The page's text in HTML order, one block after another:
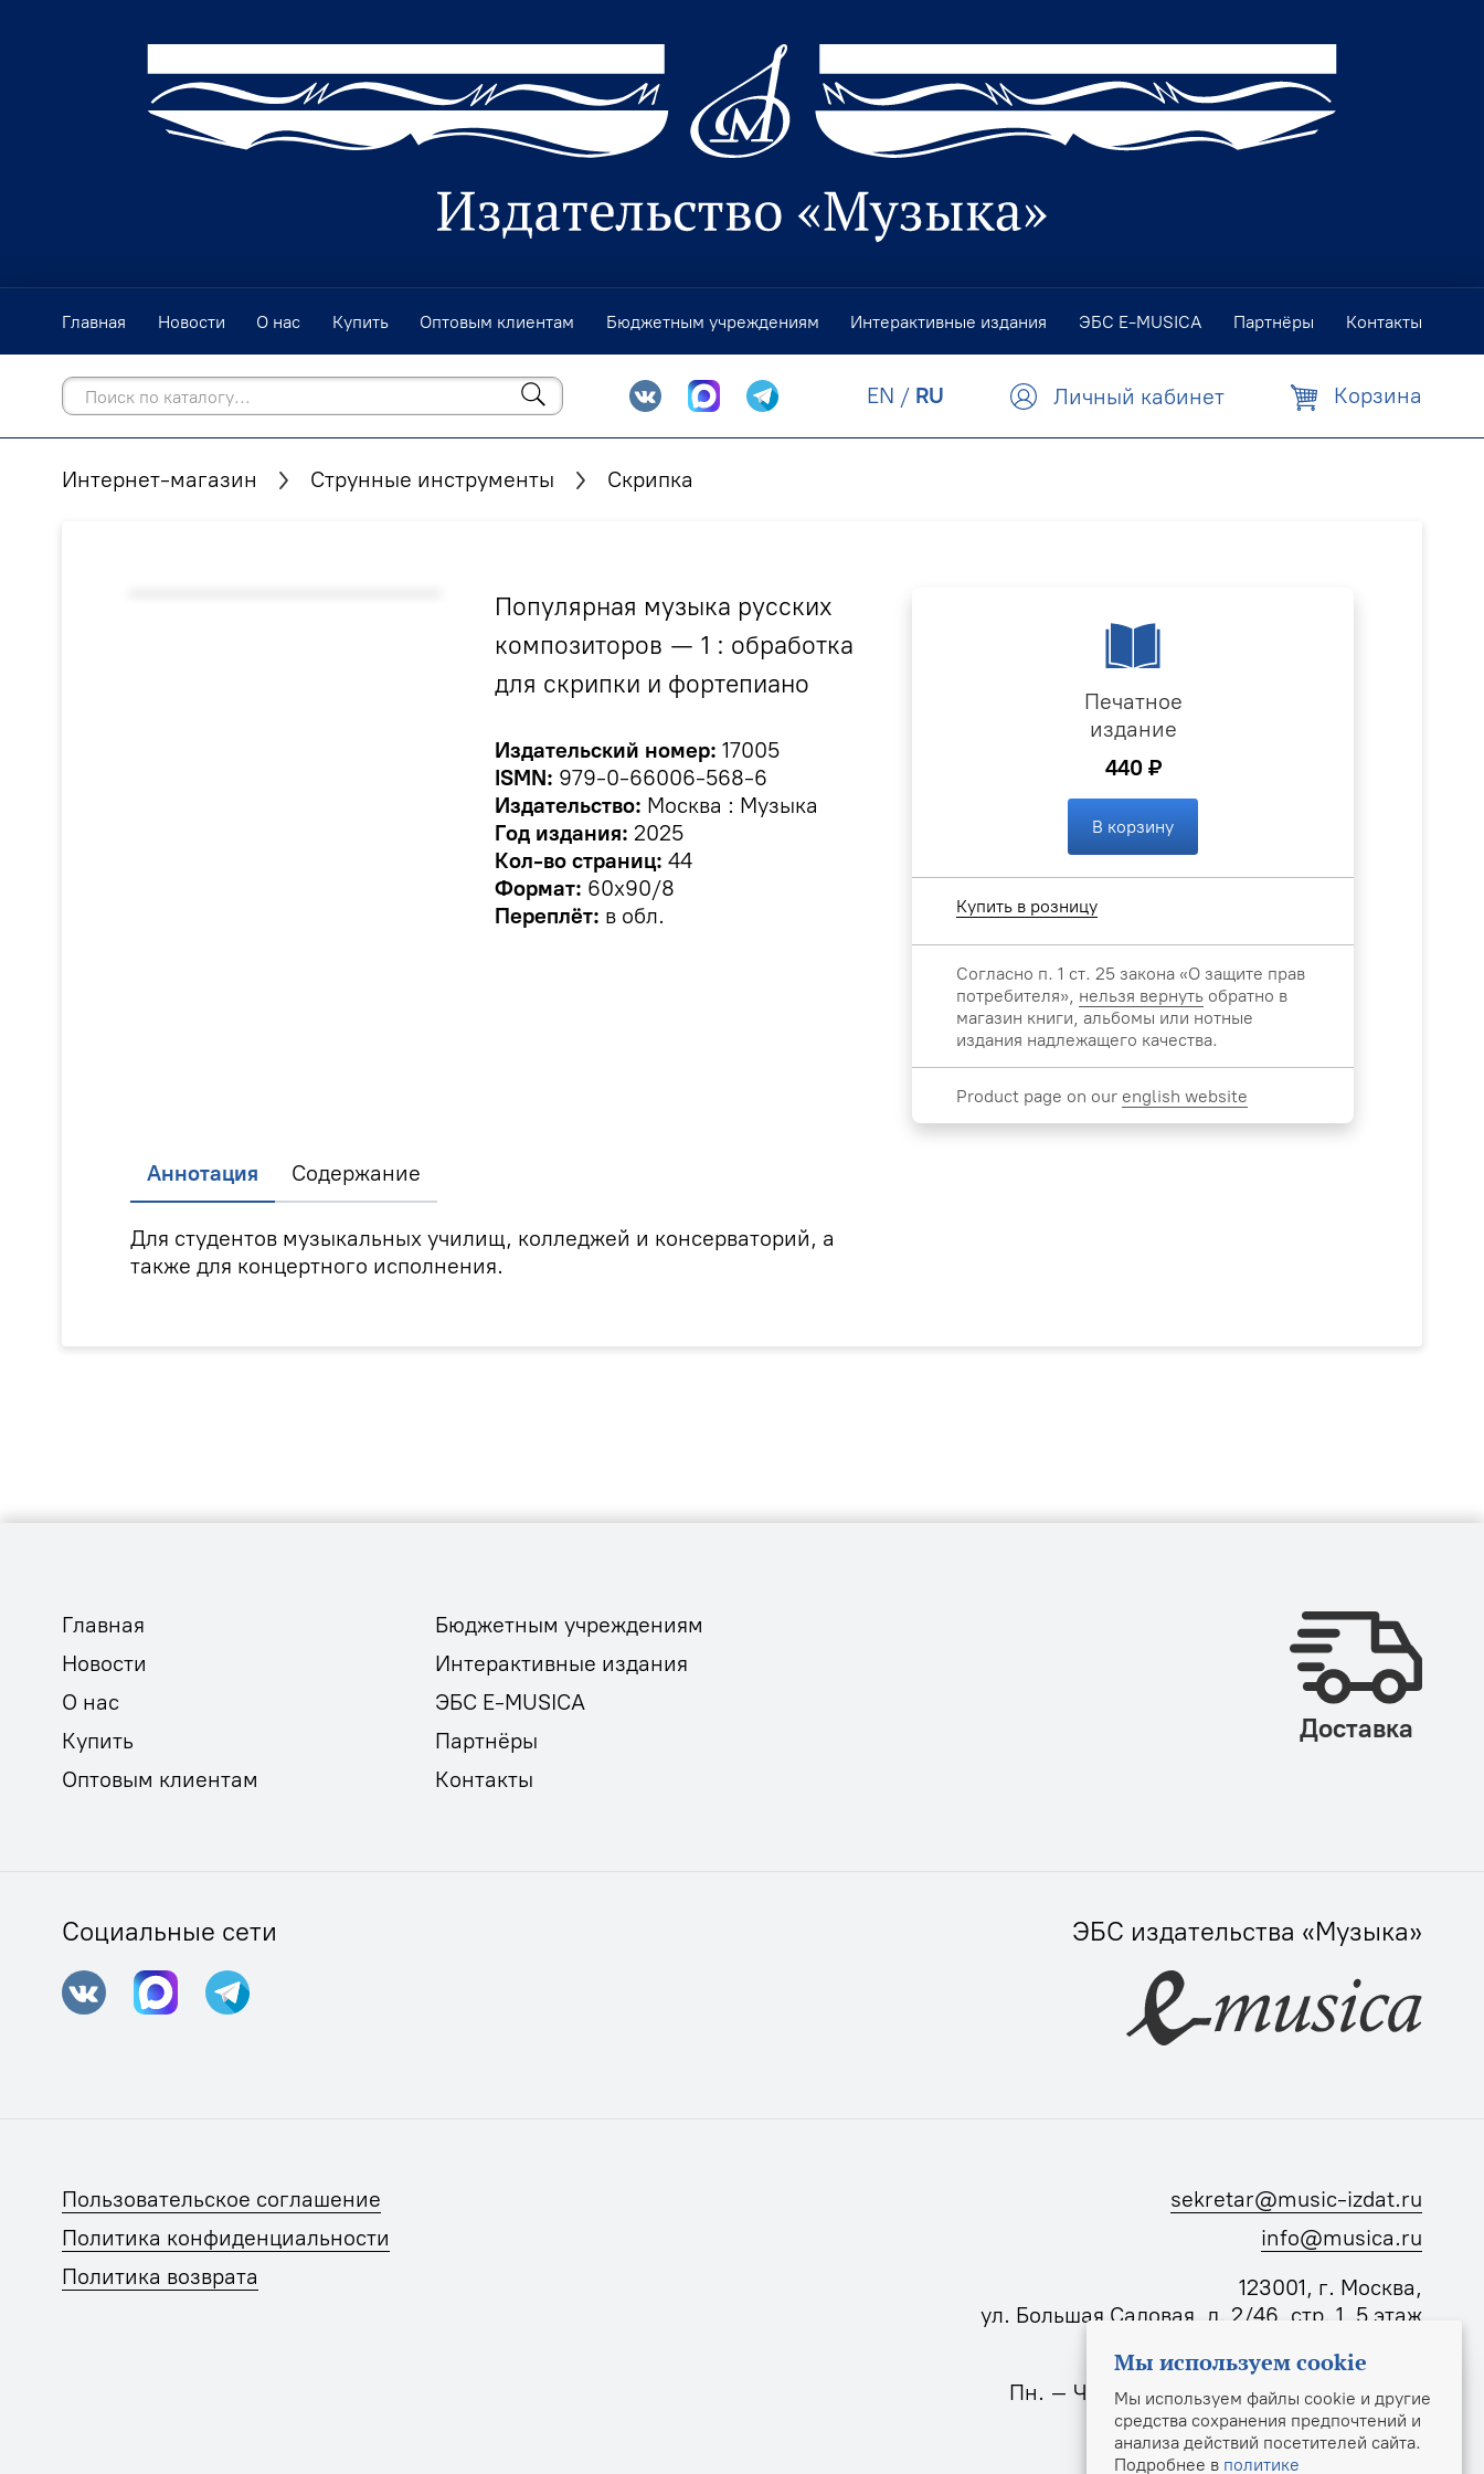
Главная Новости О нас Купить Оптовым клиентам Бюджетным учреждениям Интерактивные издания ЭБС E-MUSICA Партнёры Контакты
EN / RU Личный кабинет Корзина
Интернет-магазин Струнные инструменты Скрипка
Популярная музыка русских
композиторов — 1 : обработка
для скрипки и фортепиано
Издательский номер: 17005
ISMN: 979-0-66006-568-6
Издательство: Москва : Музыка
Год издания: 2025
Кол-во страниц: 44
Формат: 60х90/8
Переплёт: в обл.
Печатное
издание
440 ₽
В корзину
Купить в розницу
Согласно п. 1 ст. 25 закона «О защите прав
потребителя», нельзя вернуть обратно в
магазин книги, альбомы или нотные
издания надлежащего качества.
Product page on our english website
Аннотация Содержание
Для студентов музыкальных училищ, колледжей и консерваторий, а
также для концертного исполнения.
Главная
Новости
О нас
Купить
Оптовым клиентам
Бюджетным учреждениям
Интерактивные издания
ЭБС E-MUSICA
Партнёры
Контакты
Доставка
Социальные сети ЭБС издательства «Музыка»
Пользовательское соглашение
Политика конфиденциальности
Политика возврата
sekretar@music-izdat.ru
info@musica.ru
123001, г. Москва,
ул. Большая Садовая, д. 2/46, стр. 1, 5 этаж
Режим работы издательства:
Пн. – Чт.: 10:00–18:00, Пт.: 10:00–17:00
Мы используем cookie
Мы используем файлы cookie и другие
средства сохранения предпочтений и
анализа действий посетителей сайта.
Подробнее в политике